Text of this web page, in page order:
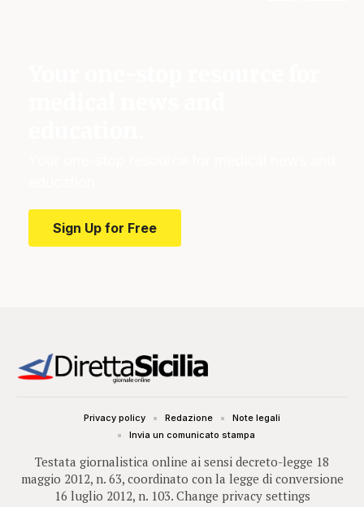
Sign Up for Free
Testata giornalistica online ai sensi decreto-legge 18
maggio 2012, n. 63, coordinato con la legge di conversione
16 luglio 2012, n. 103. Change privacy settings
Privacy policy Redazione
Note legali
Invia un comunicato stampa